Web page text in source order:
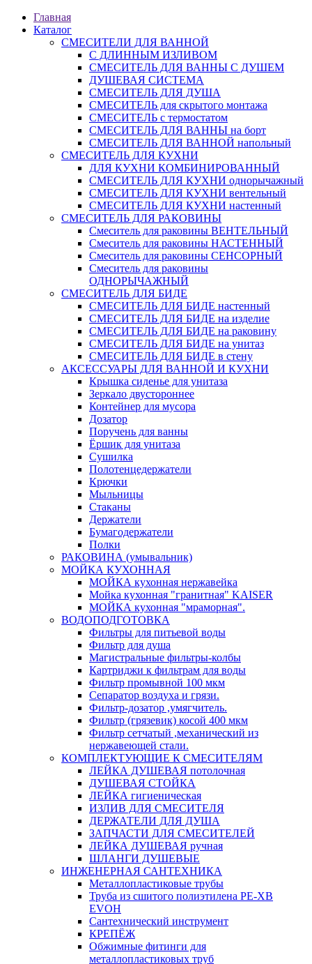
Главная
Каталог
СМЕСИТЕЛИ ДЛЯ ВАННОЙ
С ДЛИННЫМ ИЗЛИВОМ
СМЕСИТЕЛЬ ДЛЯ ВАННЫ С ДУШЕМ
ДУШЕВАЯ СИСТЕМА
СМЕСИТЕЛЬ ДЛЯ ДУША
СМЕСИТЕЛЬ для скрытого монтажа
СМЕСИТЕЛЬ с термостатом
СМЕСИТЕЛЬ ДЛЯ ВАННЫ на борт
СМЕСИТЕЛЬ ДЛЯ ВАННОЙ напольный
СМЕСИТЕЛЬ ДЛЯ КУХНИ
ДЛЯ КУХНИ КОМБИНИРОВАННЫЙ
СМЕСИТЕЛЬ ДЛЯ КУХНИ однорычажный
СМЕСИТЕЛЬ ДЛЯ КУХНИ вентельный
СМЕСИТЕЛЬ ДЛЯ КУХНИ настенный
СМЕСИТЕЛЬ ДЛЯ РАКОВИНЫ
Смеситель для раковины ВЕНТЕЛЬНЫЙ
Смеситель для раковины НАСТЕННЫЙ
Смеситель для раковины СЕНСОРНЫЙ
Смеситель для раковины
ОДНОРЫЧАЖНЫЙ
СМЕСИТЕЛЬ ДЛЯ БИДЕ
СМЕСИТЕЛЬ ДЛЯ БИДЕ настенный
СМЕСИТЕЛЬ ДЛЯ БИДЕ на изделие
СМЕСИТЕЛЬ ДЛЯ БИДЕ на раковину
СМЕСИТЕЛЬ ДЛЯ БИДЕ на унитаз
СМЕСИТЕЛЬ ДЛЯ БИДЕ в стену
АКСЕССУАРЫ ДЛЯ ВАННОЙ И КУХНИ
Крышка сиденье для унитаза
Зеркало двустороннее
Контейнер для мусора
Дозатор
Поручень для ванны
Ёршик для унитаза
Сушилка
Полотенцедержатели
Крючки
Мыльницы
Стаканы
Держатели
Бумагодержатели
Полки
РАКОВИНА (умывальник)
МОЙКА КУХОННАЯ
МОЙКА кухонная нержавейка
Мойка кухонная "гранитная" KAISER
МОЙКА кухонная "мраморная".
ВОДОПОДГОТОВКА
Фильтры для питьевой воды
Фильтр для душа
Магистральные фильтры-колбы
Картриджи к фильтрам для воды
Фильтр промывной 100 мкм
Сепаратор воздуха и грязи.
Фильтр-дозатор ,умягчитель.
Фильтр (грязевик) косой 400 мкм
Фильтр сетчатый ,механический из
нержавеющей стали.
КОМПЛЕКТУЮЩИЕ К СМЕСИТЕЛЯМ
ЛЕЙКА ДУШЕВАЯ потолочная
ДУШЕВАЯ СТОЙКА
ЛЕЙКА гигиеническая
ИЗЛИВ ДЛЯ СМЕСИТЕЛЯ
ДЕРЖАТЕЛИ ДЛЯ ДУША
ЗАПЧАСТИ ДЛЯ СМЕСИТЕЛЕЙ
ЛЕЙКА ДУШЕВАЯ ручная
ШЛАНГИ ДУШЕВЫЕ
ИНЖЕНЕРНАЯ САНТЕХНИКА
Металлопластиковые трубы
Труба из сшитого полиэтилена PE-XB
EVOH
Сантехнический инструмент
КРЕПЁЖ
Обжимные фитинги для
металлопластиковых труб